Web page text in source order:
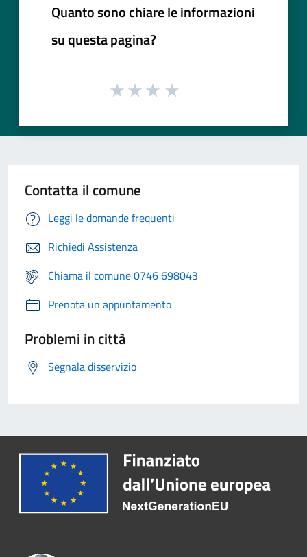
Quanto sono chiare le informazioni
su questa pagina?
Contatta il comune
Leggi le domande frequenti
Richiedi Assistenza
Chiama il comune 0746 698043
Prenota un appuntamento
Problemi in città
Segnala disservizio